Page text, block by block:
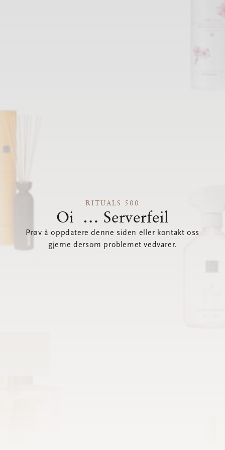
RITUALS 500
Oi … Serverfeil
Prøv å oppdatere denne siden eller kontakt oss
gjerne dersom problemet vedvarer.